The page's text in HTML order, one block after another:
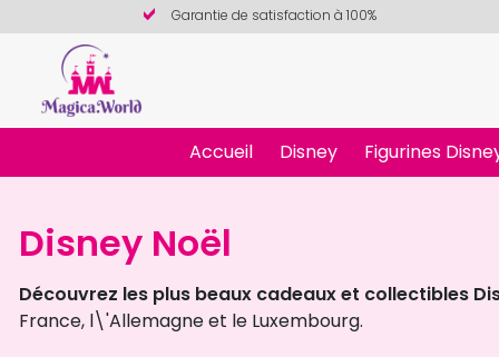
Garantie de satisfaction à 100%
Accueil Disney Figurines
Disney Noël
Découvrez les plus beaux cadeaux et collectibles
France, l\'Allemagne et le Luxembourg.